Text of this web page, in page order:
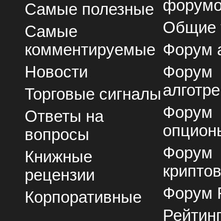
Самые полезные
Самые
комментируемые
Новости
Торговые сигналы
Ответы на
вопросы
Книжные
рецензии
Корпоративные
Общие
Форум
Форум
Форум
Форум
Форум